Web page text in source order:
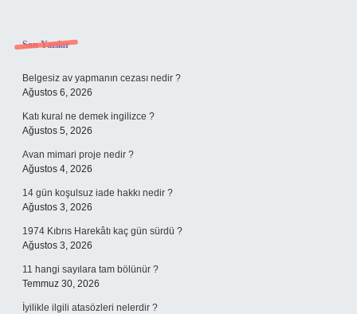
Sidebar
Son Yazılar
Belgesiz av yapmanın cezası nedir ?
Ağustos 6, 2026
Katı kural ne demek ingilizce ?
Ağustos 5, 2026
Avan mimari proje nedir ?
Ağustos 4, 2026
14 gün koşulsuz iade hakkı nedir ?
Ağustos 3, 2026
1974 Kıbrıs Harekâtı kaç gün sürdü ?
Ağustos 3, 2026
11 hangi sayılara tam bölünür ?
Temmuz 30, 2026
İyilikle ilgili atasözleri nelerdir ?